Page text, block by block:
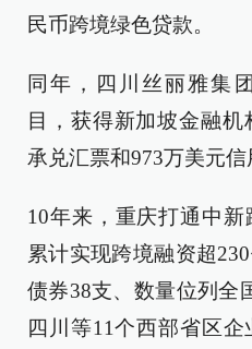
民币跨境绿色贷款。
同年，四川丝丽雅集
目，获得新加坡金融
承兑汇票和973万美元信
10年来，重庆打通中
累计实现跨境融资超
债券38支、数量位列全
四川等11个西部省区